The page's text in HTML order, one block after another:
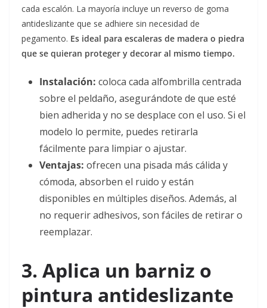
cada escalón. La mayoría incluye un reverso de goma
antideslizante que se adhiere sin necesidad de
pegamento. Es ideal para escaleras de madera o piedra
que se quieran proteger y decorar al mismo tiempo.
Instalación: coloca cada alfombrilla centrada
sobre el peldaño, asegurándote de que esté
bien adherida y no se desplace con el uso. Si el
modelo lo permite, puedes retirarla
fácilmente para limpiar o ajustar.
Ventajas: ofrecen una pisada más cálida y
cómoda, absorben el ruido y están
disponibles en múltiples diseños. Además, al
no requerir adhesivos, son fáciles de retirar o
reemplazar.
3. Aplica un barniz o
pintura antideslizante